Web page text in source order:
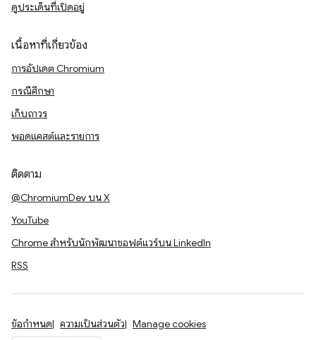
ดูประเด็นที่เปิดอยู่
เนื้อหาที่เกี่ยวข้อง
การอัปเดต Chromium
กรณีศึกษา
เก็บถาวร
พอดแคสต์และรายการ
ติดตาม
@ChromiumDev บน X
YouTube
Chrome สำหรับนักพัฒนาซอฟต์แวร์บน LinkedIn
RSS
ข้อกำหนด ความเป็นส่วนตัว Manage cookies